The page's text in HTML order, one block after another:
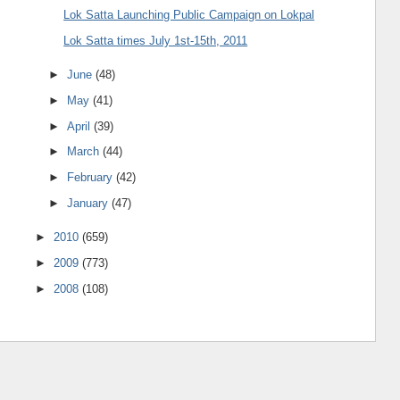
Lok Satta Launching Public Campaign on Lokpal
Lok Satta times July 1st-15th, 2011
►June(48)
►
May(41)
►April(39)
►
March(44)
►
February(42)
►January(47)
► 2010 (659)
► 2009 (773)
► 2008 (108)